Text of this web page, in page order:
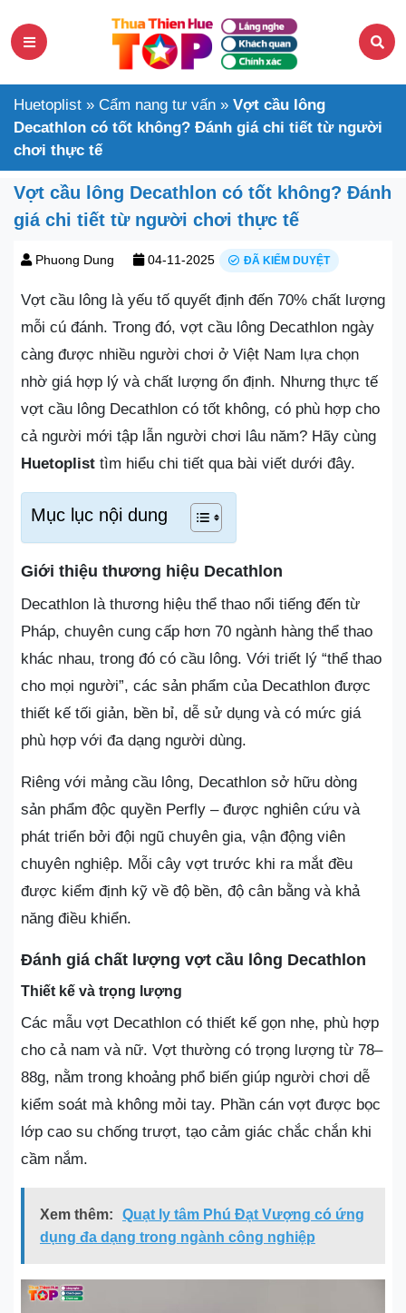
Huetoplist » Cẩm nang tư vấn » Vợt cầu lông
Decathlon có tốt không? Đánh giá chi tiết từ người
chơi thực tế
Vợt cầu lông Decathlon có tốt không? Đánh
giá chi tiết từ người chơi thực tế
Phuong Dung 04-11-2025 ĐÃ KIỂM DUYỆT
Vợt cầu lông là yếu tố quyết định đến 70% chất lượng
mỗi cú đánh. Trong đó, vợt cầu lông Decathlon ngày
càng được nhiều người chơi ở Việt Nam lựa chọn
nhờ giá hợp lý và chất lượng ổn định. Nhưng thực tế
vợt cầu lông Decathlon có tốt không, có phù hợp cho
cả người mới tập lẫn người chơi lâu năm? Hãy cùng
Huetoplist tìm hiểu chi tiết qua bài viết dưới đây.
Mục lục nội dung
Giới thiệu thương hiệu Decathlon
Decathlon là thương hiệu thể thao nổi tiếng đến từ
Pháp, chuyên cung cấp hơn 70 ngành hàng thể thao
khác nhau, trong đó có cầu lông. Với triết lý “thể thao
cho mọi người”, các sản phẩm của Decathlon được
thiết kế tối giản, bền bỉ, dễ sử dụng và có mức giá
phù hợp với đa dạng người dùng.
Riêng với mảng cầu lông, Decathlon sở hữu dòng
sản phẩm độc quyền Perfly – được nghiên cứu và
phát triển bởi đội ngũ chuyên gia, vận động viên
chuyên nghiệp. Mỗi cây vợt trước khi ra mắt đều
được kiểm định kỹ về độ bền, độ cân bằng và khả
năng điều khiển.
Đánh giá chất lượng vợt cầu lông Decathlon
Thiết kế và trọng lượng
Các mẫu vợt Decathlon có thiết kế gọn nhẹ, phù hợp
cho cả nam và nữ. Vợt thường có trọng lượng từ 78–
88g, nằm trong khoảng phổ biến giúp người chơi dễ
kiểm soát mà không mỏi tay. Phần cán vợt được bọc
lớp cao su chống trượt, tạo cảm giác chắc chắn khi
cầm nắm.
Xem thêm:
Quạt ly tâm Phú Đạt Vượng có ứng
dụng đa dạng trong ngành công nghiệp